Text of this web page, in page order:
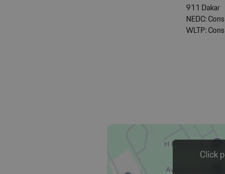
911 Dakar
NEDC:
WLTP:
Click